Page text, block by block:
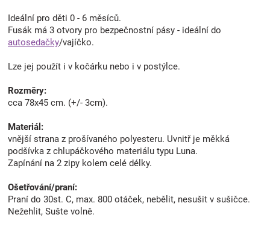
Ideální pro děti 0 - 6 měsíců.
Fusák má 3 otvory pro bezpečnostní pásy - ideální do
autosedačky/vajíčko.
Lze jej použít i v kočárku nebo i v postýlce.
Rozměry:
cca 78x45 cm. (+/- 3cm).
Materiál:
vnější strana z prošívaného polyesteru. Uvnitř je měkká
podšívka z chlupáčkového materiálu typu Luna.
Zapínání na 2 zipy kolem celé délky.
Ošetřování/praní:
Praní do 30st. C, max. 800 otáček, nebělit, nesušit v sušičce.
Nežehlit, Sušte volně.